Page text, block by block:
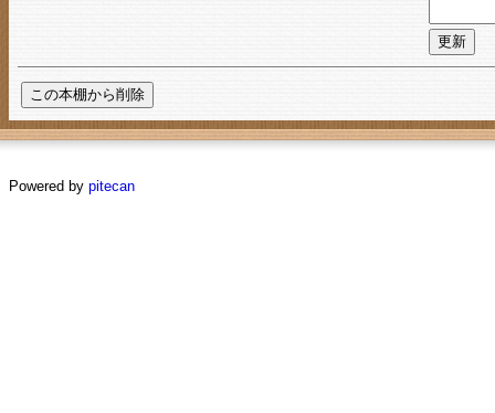
Powered by pitecan